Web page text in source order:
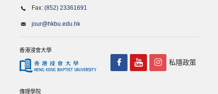
Fax: (852) 23361691
jour@hkbu.edu.hk
香港浸會大學
傳理學院
私隱政策